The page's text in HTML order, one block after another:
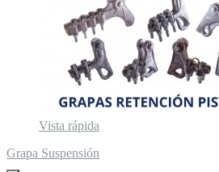
Vista rápida
Grapa Suspensión